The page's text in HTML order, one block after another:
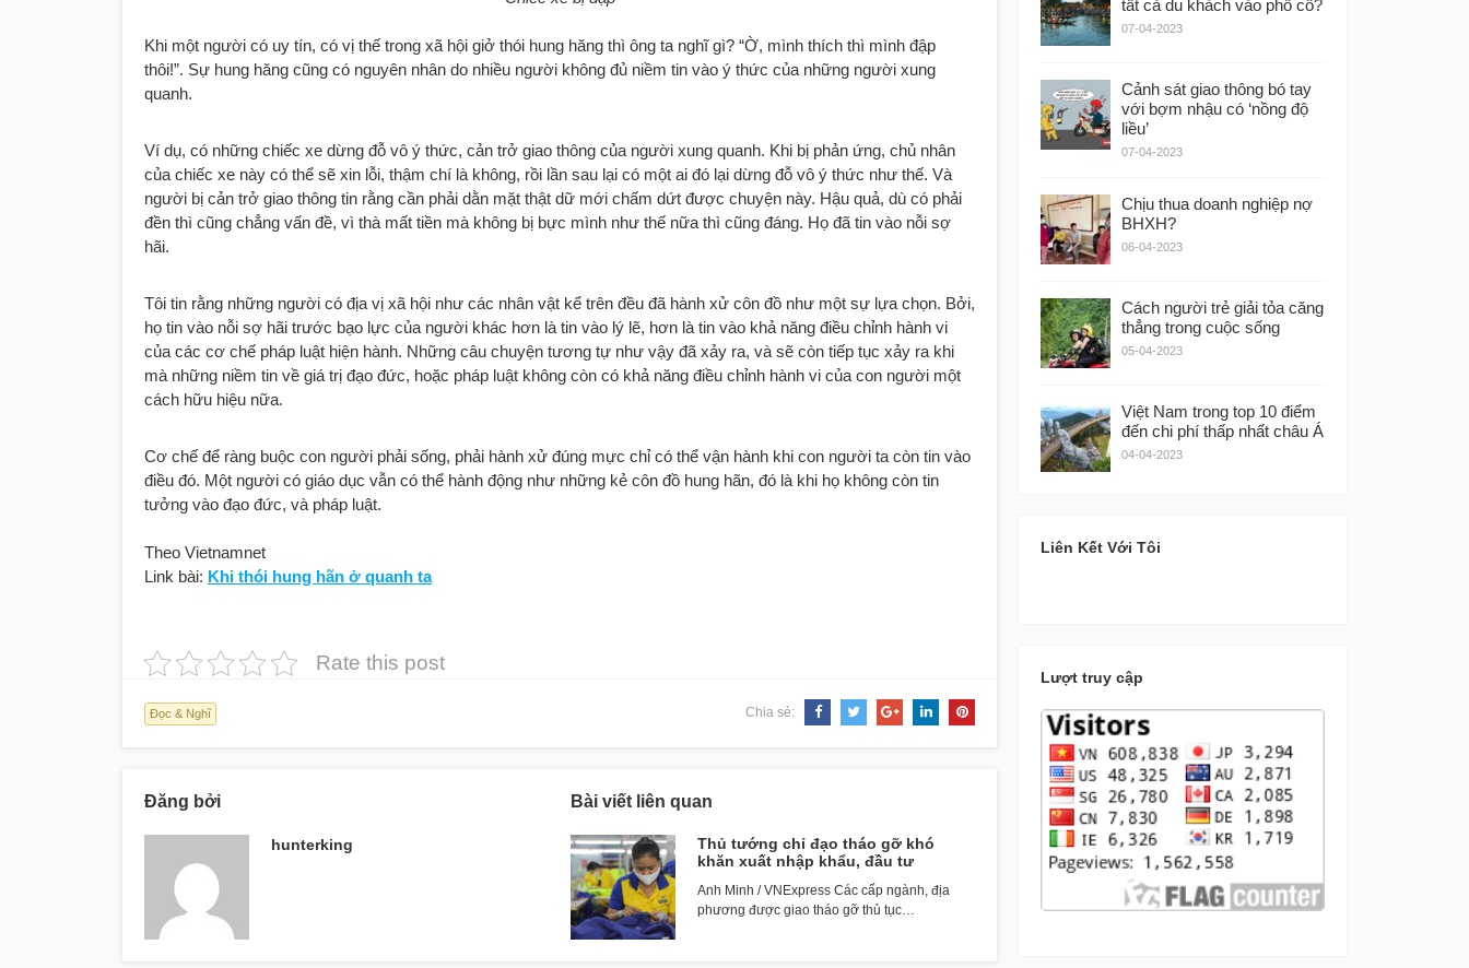
Khi một người có uy tín, có vị thế trong xã hội giở thói hung hăng thì ông ta nghĩ gì? “Ờ, mình thích thì mình đập
thôi!”. Sự hung hăng cũng có nguyên nhân do nhiều người không đủ niềm tin vào ý thức của những người xung
quanh.
Ví dụ, có những chiếc xe dừng đỗ vô ý thức, cản trở giao thông của người xung quanh. Khi bị phản ứng, chủ nhân
của chiếc xe này có thể sẽ xin lỗi, thậm chí là không, rồi lần sau lại có một ai đó lại dừng đỗ vô ý thức như thế. Và
người bị cản trở giao thông tin rằng cần phải dằn mặt thật dữ mới chấm dứt được chuyện này. Hậu quả, dù có phải
đền thì cũng chẳng vấn đề, vì thà mất tiền mà không bị bực mình như thế nữa thì cũng đáng. Họ đã tin vào nỗi sợ
hãi.
Tôi tin rằng những người có địa vị xã hội như các nhân vật kể trên đều đã hành xử côn đồ như một sự lựa chọn. Bởi,
họ tin vào nỗi sợ hãi trước bạo lực của người khác hơn là tin vào lý lẽ, hơn là tin vào khả năng điều chỉnh hành vi
của các cơ chế pháp luật hiện hành. Những câu chuyện tương tự như vậy đã xảy ra, và sẽ còn tiếp tục xảy ra khi
mà những niềm tin về giá trị đạo đức, hoặc pháp luật không còn có khả năng điều chỉnh hành vi của con người một
cách hữu hiệu nữa.
Cơ chế để ràng buộc con người phải sống, phải hành xử đúng mực chỉ có thể vận hành khi con người ta còn tin vào
điều đó. Một người có giáo dục vẫn có thể hành động như những kẻ côn đồ hung hãn, đó là khi họ không còn tin
tưởng vào đạo đức, và pháp luật.
Theo Vietnamnet
Link bài: Khi thói hung hãn ở quanh ta
Rate this post
Đọc & Nghĩ Chia sẻ:
Đăng bởi
hunterking
Bài viết liên quan
Thủ tướng chỉ đạo tháo gỡ khó
khăn xuất nhập khẩu, đầu tư
Anh Minh / VNExpress Các cấp ngành, địa
phương được giao tháo gỡ thủ tục…
tất cả du khách vào phố cổ?
07-04-2023
Cảnh sát giao thông bó tay
với bợm nhậu có ‘nồng độ
liều’
07-04-2023
Chịu thua doanh nghiệp nợ
BHXH?
06-04-2023
Cách người trẻ giải tỏa căng
thẳng trong cuộc sống
05-04-2023
Việt Nam trong top 10 điểm
đến chi phí thấp nhất châu Á
04-04-2023
Liên Kết Với Tôi
Lượt truy cập